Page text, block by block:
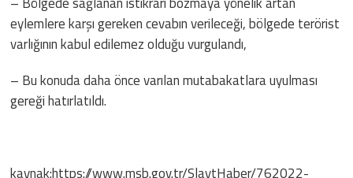
eylemlere karşı gereken cevabın verileceği, bölgede terörist
varlığının kabul edilemez olduğu vurgulandı,
– Bu konuda daha önce varılan mutabakatlara uyulması
gereği hatırlatıldı.
kaynak:https://www.msb.gov.tr/SlaytHaber/762022-